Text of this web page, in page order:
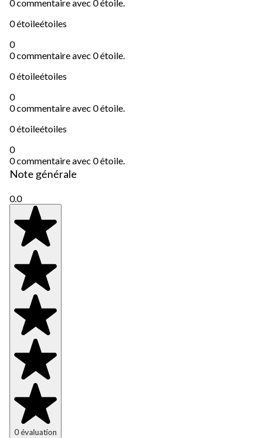
0 commentaire avec 0 étoile.
0 étoileétoiles
0
0 commentaire avec 0 étoile.
0 étoileétoiles
0
0 commentaire avec 0 étoile.
0 étoileétoiles
0
0 commentaire avec 0 étoile.
Note générale
0.0
0 évaluation